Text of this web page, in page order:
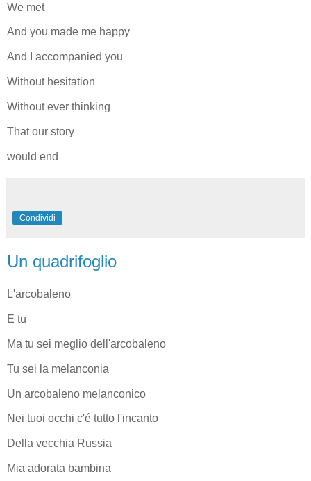
We met
And you made me happy
And I accompanied you
Without hesitation
Without ever thinking
That our story
would end
Condividi
Un quadrifoglio
L'arcobaleno
E tu
Ma tu sei meglio dell'arcobaleno
Tu sei la melanconia
Un arcobaleno melanconico
Nei tuoi occhi c'é tutto l'incanto
Della vecchia Russia
Mia adorata bambina